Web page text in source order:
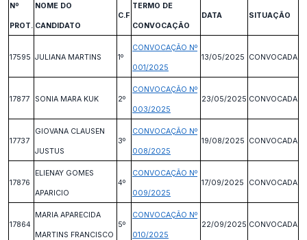
Nº
PROT.
NOME DO
CANDIDATO
C.F
TERMO DE
CONVOCAÇÃO
DATA SITUAÇÃO
17595 JULIANA MARTINS 1º
CONVOCAÇÃO Nº
001/2025
13/05/2025 CONVOCADA
17877 SONIA MARA KUK 2º
CONVOCAÇÃO Nº
003/2025
23/05/2025 CONVOCADA
17737
GIOVANA CLAUSEN
JUSTUS
3º
CONVOCAÇÃO Nº
008/2025
19/08/2025 CONVOCADA
17876
ELIENAY GOMES
APARICIO
4º
CONVOCAÇÃO Nº
009/2025
17/09/2025 CONVOCADA
17864
MARIA APARECIDA
MARTINS FRANCISCO
5º
CONVOCAÇÃO Nº
010/2025
22/09/2025 CONVOCADA